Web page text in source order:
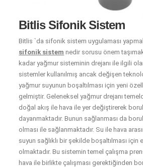
Bitlis Sifonik Sistem
Bitlis `da sifonik sistem uygulaması
sifonik sistem nedir sorusu önem
kadar yağmur sisteminin drejanı ile ilgili
sistemler kullanılmış ancak değişen
yağmur suyunun boşaltılması için yeni
gelmiştir. Geleneksel yağmur drejanı
doğal akış ile hava ile yer değiştirerek
dayanmaktadır. Bunun sağlanması da
olması ile sağlanmaktadır. Su ile hava
suyun sağlıklı bir şekilde boşaltılması için
olmaktadır. Bu sistemin temel çalışma
hava ile birlikte çalışması gerektiğinden